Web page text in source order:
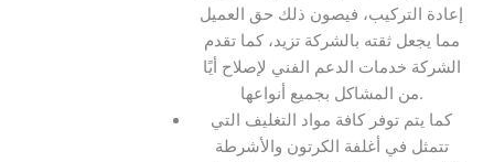
إعادة التركيب، فيصون ذلك حق العميل
مما يجعل ثقته بالشركة تزيد، كما تقدم
الشركة خدمات الدعم الفني لإصلاح أيًا
من المشاكل بجميع أنواعها.
كما يتم توفر كافة مواد التغليف التي
تتمثل في أغلفة الكرتون والأشرطة